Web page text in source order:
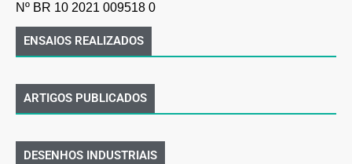
Nº BR 10 2021 009518 0
ENSAIOS REALIZADOS
ARTIGOS PUBLICADOS
DESENHOS INDUSTRIAIS